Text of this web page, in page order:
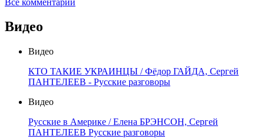
Видео
Видео
КТО ТАКИЕ УКРАИНЦЫ / Фёдор ГАЙДА, Сергей
ПАНТЕЛЕЕВ - Русские разговоры
Видео
Русские в Америке / Елена БРЭНСОН, Сергей
ПАНТЕЛЕЕВ Русские разговоры